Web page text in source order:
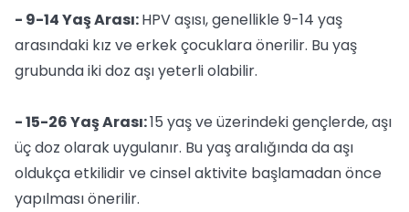
- 9-14 Yaş Arası:HPV aşısı, genellikle 9-14 yaş
arasındaki kız ve erkek çocuklara önerilir. Bu yaş
grubunda iki doz aşı yeterli olabilir.
- 15-26 Yaş Arası:15 yaş ve üzerindeki gençlerde, aşı
üç doz olarak uygulanır. Bu yaş aralığında da aşı
oldukça etkilidir ve cinsel aktivite başlamadan önce
yapılması önerilir.